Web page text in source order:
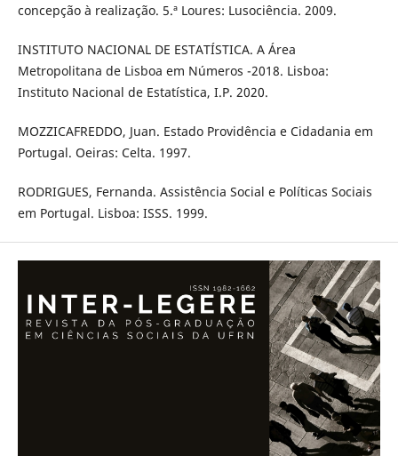
concepção à realização. 5.ª Loures: Lusociência. 2009.
INSTITUTO NACIONAL DE ESTATÍSTICA. A Área
Metropolitana de Lisboa em Números -2018. Lisboa:
Instituto Nacional de Estatística, I.P. 2020.
MOZZICAFREDDO, Juan. Estado Providência e Cidadania em
Portugal. Oeiras: Celta. 1997.
RODRIGUES, Fernanda. Assistência Social e Políticas Sociais
em Portugal. Lisboa: ISSS. 1999.